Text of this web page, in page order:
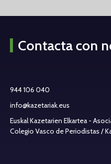
Contacta con
944 106 040
info@kazetariak.eus
Euskal Kazetarien Elkartea -
Colegio Vasco de Periodistas /